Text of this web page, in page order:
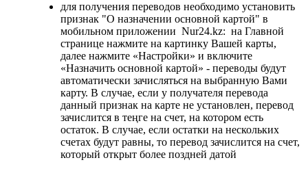
для получения переводов необходимо установить
признак "О назначении основной картой" в
мобильном приложении Nur24.kz: на Главной
странице нажмите на картинку Вашей карты,
далее нажмите «Настройки» и включите
«Назначить основной картой» - переводы будут
автоматически зачисляться на выбранную Вами
карту. В случае, если у получателя перевода
данный признак на карте не установлен, перевод
зачислится в теңге на счет, на котором есть
остаток. В случае, если остатки на нескольких
счетах будут равны, то перевод зачислится на счет,
который открыт более поздней датой